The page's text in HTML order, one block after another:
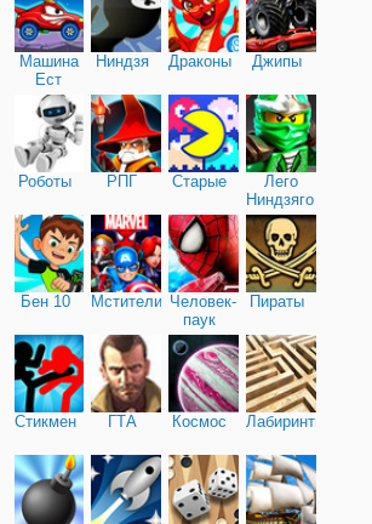
Машина
Ест
Машину
Ниндзя Драконы Джипы
Роботы РПГ Старые
Лего
Ниндзяго
Бен 10 Мстители Человек-
паук
Пираты
Стикмен ГТА Космос Лабиринты